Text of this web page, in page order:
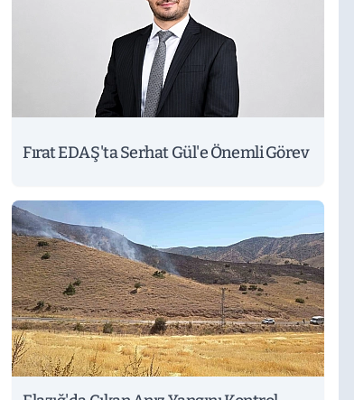
Fırat EDAŞ'ta Serhat Gül'e Önemli Görev